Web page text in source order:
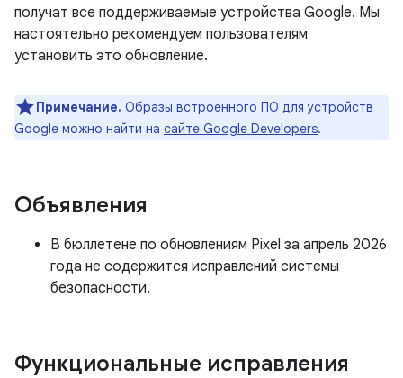
получат все поддерживаемые устройства Google. Мы
настоятельно рекомендуем пользователям
установить это обновление.
Примечание. Образы встроенного ПО для устройств
Google можно найти на сайте Google Developers.
Объявления
В бюллетене по обновлениям Pixel за апрель 2026
года не содержится исправлений системы
безопасности.
Функциональные исправления